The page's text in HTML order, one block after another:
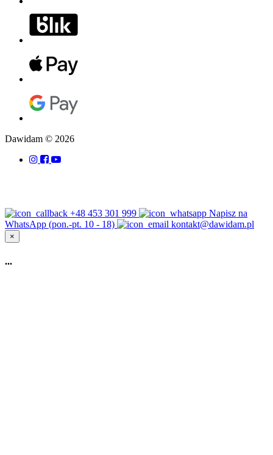
Dawidam © 2026
+48 453 301 999
Napisz na
WhatsApp (pon.-pt. 10 - 18)
kontakt@dawidam.pl
×
...